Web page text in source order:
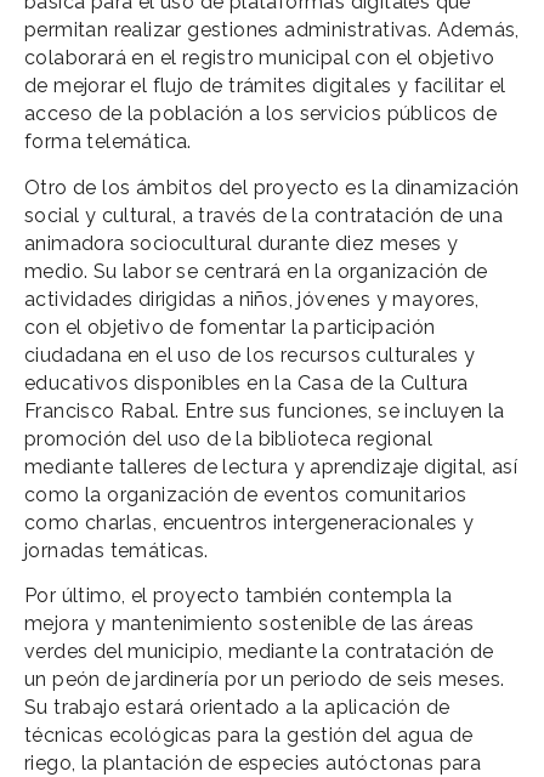
permitan realizar gestiones administrativas. Además,
colaborará en el registro municipal con el objetivo
de mejorar el flujo de trámites digitales y facilitar el
acceso de la población a los servicios públicos de
forma telemática.
Otro de los ámbitos del proyecto es la dinamización
social y cultural, a través de la contratación de una
animadora sociocultural durante diez meses y
medio. Su labor se centrará en la organización de
actividades dirigidas a niños, jóvenes y mayores,
con el objetivo de fomentar la participación
ciudadana en el uso de los recursos culturales y
educativos disponibles en la Casa de la Cultura
Francisco Rabal. Entre sus funciones, se incluyen la
promoción del uso de la biblioteca regional
mediante talleres de lectura y aprendizaje digital, así
como la organización de eventos comunitarios
como charlas, encuentros intergeneracionales y
jornadas temáticas.
Por último, el proyecto también contempla la
mejora y mantenimiento sostenible de las áreas
verdes del municipio, mediante la contratación de
un peón de jardinería por un periodo de seis meses.
Su trabajo estará orientado a la aplicación de
técnicas ecológicas para la gestión del agua de
riego, la plantación de especies autóctonas para